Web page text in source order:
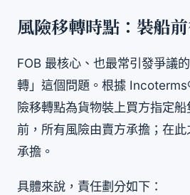
風險移轉時點：裝船
FOB 最核心、也最常引發爭議
轉」這個問題。根據
險移轉點為貨物裝上買方指定
前，所有風險由賣方承擔；在
承擔。
具體來說，責任劃分如下：